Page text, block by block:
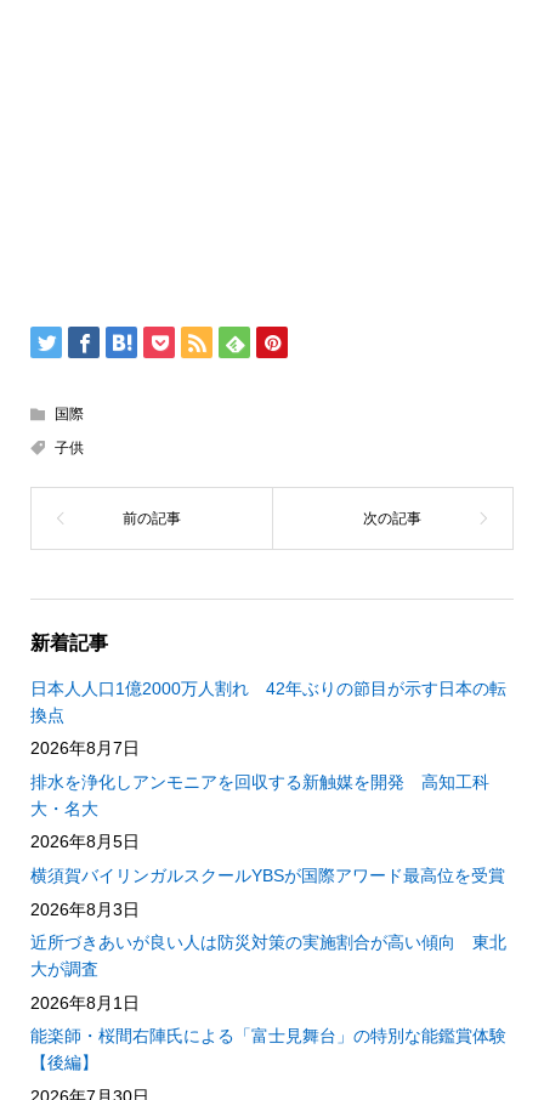
国際
子供
新着記事
日本人人口1億2000万人割れ 42年ぶりの節目が示す日本の転
換点
2026年8月7日
排水を浄化しアンモニアを回収する新触媒を開発 高知工科
大・名大
2026年8月5日
横須賀バイリンガルスクールYBSが国際アワード最高位を受賞
2026年8月3日
近所づきあいが良い人は防災対策の実施割合が高い傾向 東北
大が調査
2026年8月1日
能楽師・桜間右陣氏による「富士見舞台」の特別な能鑑賞体験
【後編】